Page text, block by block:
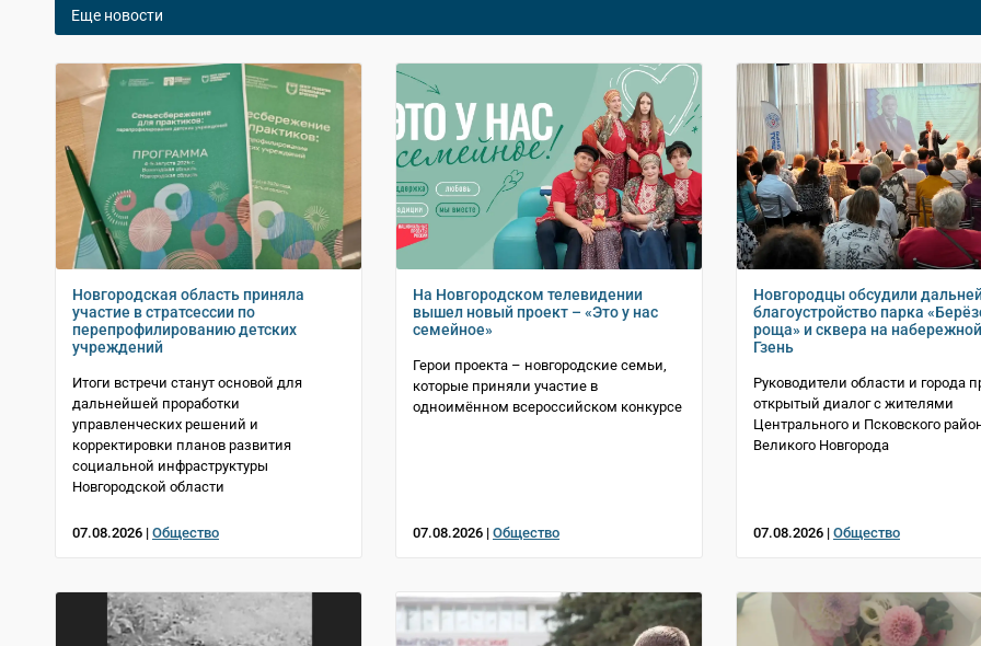
Еще новости
Новгородская область приняла
участие в стратсессии по
перепрофилированию детских
учреждений
Итоги встречи станут основой для
дальнейшей проработки
управленческих решений и
корректировки планов развития
социальной инфраструктуры
Новгородской области
07.08.2026 | Общество
На Новгородском телевидении
вышел новый проект – «Это у нас
семейное»
Герои проекта – новгородские семьи,
которые приняли участие в
одноимённом всероссийском конкурсе
07.08.2026 | Общество
Новгородцы обсудили
благоустройство парка
роща» и сквера на
Гзень
Руководители области и города
открытый диалог с жителями
Центрального и Псковского
Великого Новгорода
07.08.2026 | Общество